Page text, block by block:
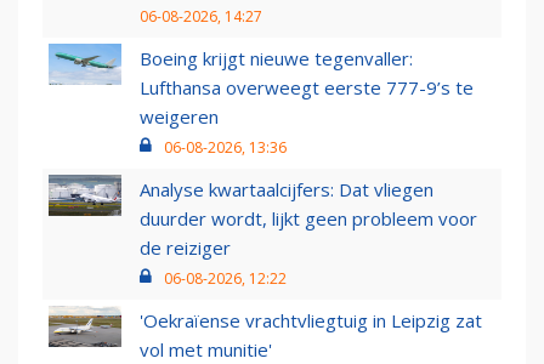
06-08-2026, 14:27
Boeing krijgt nieuwe tegenvaller:
Lufthansa overweegt eerste 777-9’s te
weigeren
06-08-2026, 13:36
Analyse kwartaalcijfers: Dat vliegen
duurder wordt, lijkt geen probleem voor
de reiziger
06-08-2026, 12:22
'Oekraïense vrachtvliegtuig in Leipzig zat
vol met munitie'